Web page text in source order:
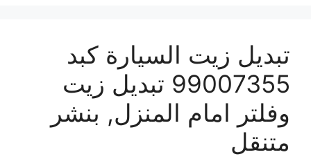
تبديل زيت السيارة كبد
99007355 تبديل زيت
وفلتر امام المنزل, بنشر
متنقل